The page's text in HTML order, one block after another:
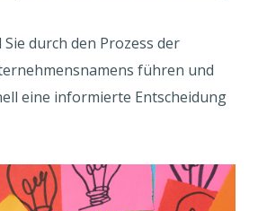
durch den Prozess der
führen und
eine informierte Entscheidung